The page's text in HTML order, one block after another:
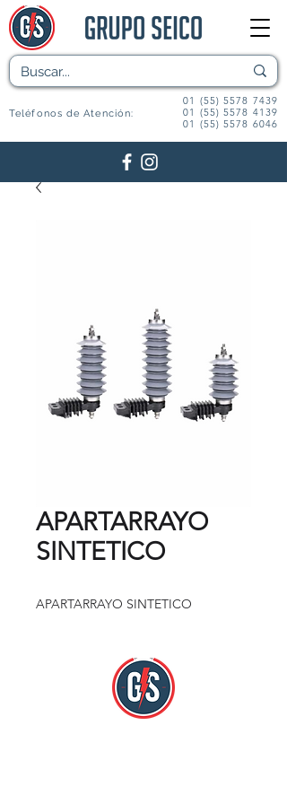
Teléfonos de Atención:
01 (55) 5578 7439
01 (55) 5578 4139
01 (55) 5578 6046
APARTARRAYO
SINTETICO
APARTARRAYO SINTETICO